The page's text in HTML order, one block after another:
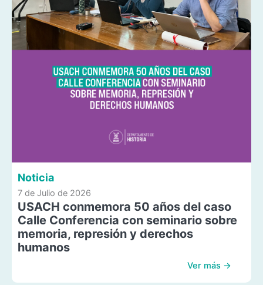
Noticia
7 de Julio de 2026
USACH conmemora 50 años del caso
Calle Conferencia con seminario sobre
memoria, represión y derechos
humanos
Ver más →